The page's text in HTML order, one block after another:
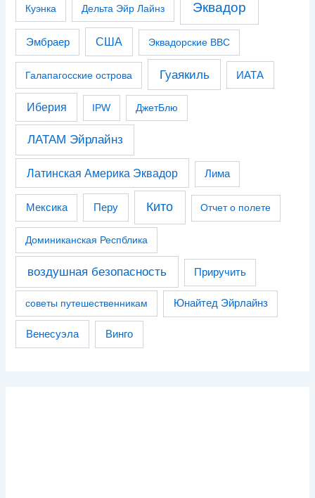
Куэнка Дельта Эйр Лайнз Эквадор
Эмбраер США Эквадорские ВВС
Галапагосские острова Гуаякиль ИАТА
Иберия IPW ДжетБлю
ЛАТАМ Эйрлайнз
Латинская Америка Эквадор Лима
Мексика Перу Кито Отчет о полете
Доминиканская Респблика
воздушная безопасность Приручить
советы путешественникам Юнайтед Эйрлайнз
Венесуэла Винго